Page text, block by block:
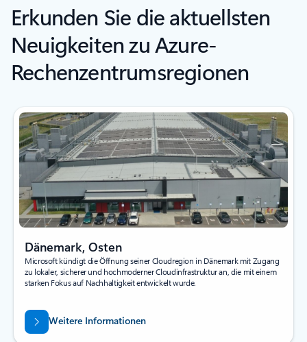
Erkunden Sie die aktuellsten
Neuigkeiten zu Azure-
Rechenzentrumsregionen
Dänemark, Osten
Microsoft kündigt die Öffnung seiner Cloudregion in Dänemark mit Zugang
zu lokaler, sicherer und hochmoderner Cloudinfrastruktur an, die mit einem
starken Fokus auf Nachhaltigkeit entwickelt wurde.
Weitere Informationen